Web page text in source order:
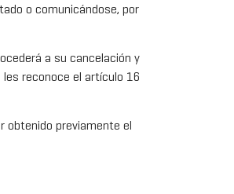
o comunicándose, por
a su cancelación y
reconoce el artículo 16
obtenido previamente el